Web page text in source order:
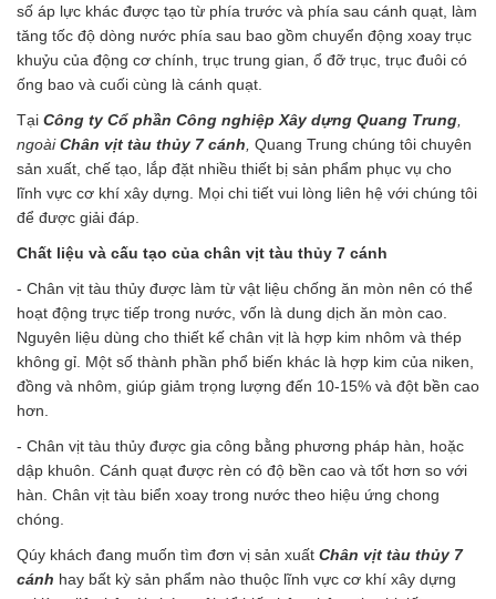
số áp lực khác được tạo từ phía trước và phía sau cánh quạt, làm
tăng tốc độ dòng nước phía sau bao gồm chuyển động xoay trục
khuỷu của động cơ chính, trục trung gian, ổ đỡ trục, trục đuôi có
ống bao và cuối cùng là cánh quạt.
Tại Công ty Cổ phần Công nghiệp Xây dựng Quang Trung
ngoàiChân vịt tàu thủy 7 cánh Quang Trung chúng tôi chuyên
sản xuất, chế tạo, lắp đặt nhiều thiết bị sản phẩm phục vụ cho
lĩnh vực cơ khí xây dựng. Mọi chi tiết vui lòng liên hệ với chúng tôi
để được giải đáp.
Chất liệu và cấu tạo của chân vịt tàu thủy 7 cánh
- Chân vịt tàu thủy được làm từ vật liệu chống ăn mòn nên có thể
hoạt động trực tiếp trong nước, vốn là dung dịch ăn mòn cao.
Nguyên liệu dùng cho thiết kế chân vịt là hợp kim nhôm và thép
không gỉ. Một số thành phần phổ biến khác là hợp kim của niken,
đồng và nhôm, giúp giảm trọng lượng đến 10-15% và đột bền cao
hơn.
- Chân vịt tàu thủy được gia công bằng phương pháp hàn, hoặc
dập khuôn. Cánh quạt được rèn có độ bền cao và tốt hơn so với
hàn. Chân vịt tàu biển xoay trong nước theo hiệu ứng chong
chóng.
Qúy khách đang muốn tìm đơn vị sản xuất Chân vịt tàu thủy 7
cánh hay bất kỳ sản phẩm nào thuộc lĩnh vực cơ khí xây dựng